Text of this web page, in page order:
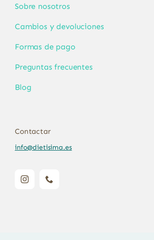
Sobre nosotros
Cambios y devoluciones
Formas de pago
Preguntas frecuentes
Blog
Contactar
info@dietisima.es